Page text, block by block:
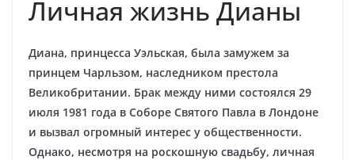
Личная жизнь Дианы
Диана, принцесса Уэльская, была замужем за
принцем Чарльзом, наследником престола
Великобритании. Брак между ними состоялся 29
июля 1981 года в Соборе Святого Павла в Лондоне
и вызвал огромный интерес у общественности.
Однако, несмотря на роскошную свадьбу, личная